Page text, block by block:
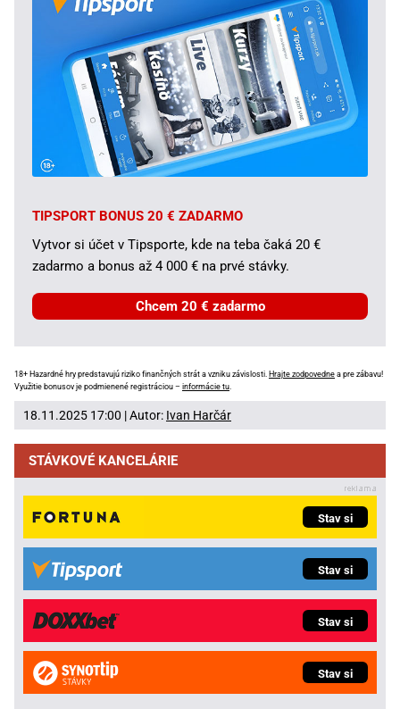
TIPSPORT BONUS 20 € ZADARMO
Vytvor si účet v Tipsporte, kde na teba čaká 20 €
zadarmo a bonus až 4 000 € na prvé stávky.
Chcem 20 € zadarmo
18+ Hazardné hry predstavujú riziko finančných strát a vzniku závislosti. Hrajte zodpovedne a pre zábavu!
Využitie bonusov je podmienené registráciou – informácie tu
18.11.2025 17:00 | Autor: Ivan Harčár
STÁVKOVÉ KANCELÁRIE
Stav si
Stav si
Stav si
Stav si